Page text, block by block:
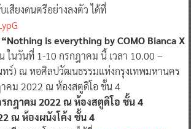
เสียงดนตรีอย่างลงตัว ได้ที่
“Nothing is everything by COMO Bianca X
ในวันที่ 1-10 กรกฎาคม นี้ เวลา 10.00 –
ร์) ณ หอศิลปวัฒนธรรมแห่งกรุงเทพมหานคร
คม 2022 ณ ห้องสตูดิโอ ชั้น 4
รกฎาคม 2022 ณ ห้องสตูดิโอ ชั้น 4
ณ ห้องผนังโค้ง ชั้น 4